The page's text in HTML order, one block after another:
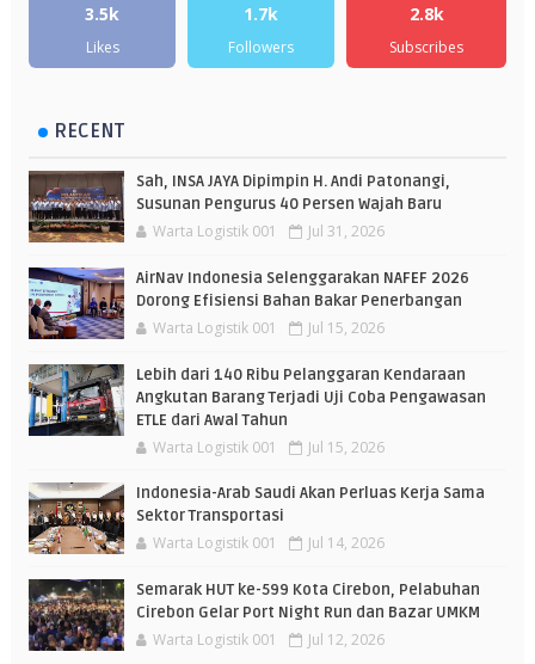
3.5k
Likes
1.7k
Followers
2.8k
Subscribes
RECENT
Sah, INSA JAYA Dipimpin H. Andi Patonangi,
Susunan Pengurus 40 Persen Wajah Baru
Warta Logistik 001 Jul 31, 2026
AirNav Indonesia Selenggarakan NAFEF 2026
Dorong Efisiensi Bahan Bakar Penerbangan
Warta Logistik 001 Jul 15, 2026
Lebih dari 140 Ribu Pelanggaran Kendaraan
Angkutan Barang Terjadi Uji Coba Pengawasan
ETLE dari Awal Tahun
Warta Logistik 001 Jul 15, 2026
Indonesia-Arab Saudi Akan Perluas Kerja Sama
Sektor Transportasi
Warta Logistik 001 Jul 14, 2026
Semarak HUT ke-599 Kota Cirebon, Pelabuhan
Cirebon Gelar Port Night Run dan Bazar UMKM
Warta Logistik 001 Jul 12, 2026